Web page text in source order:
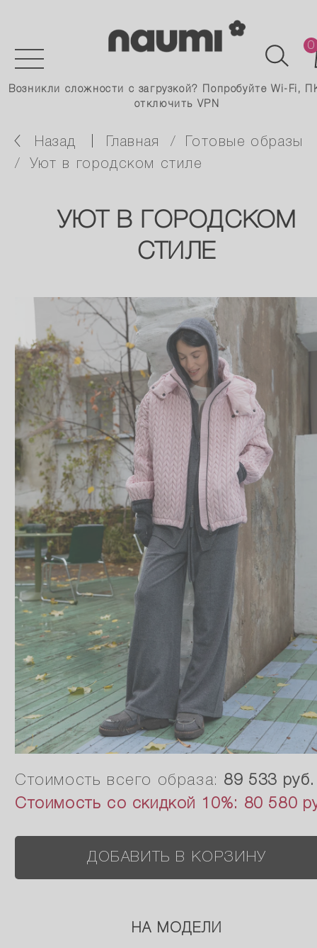
0
Возникли сложности с загрузкой? Попробуйте Wi-Fi,
отключить VPN
Назад главная
готовые образы
уют в городском стиле
УЮТ В ГОРОДСКОМ
СТИЛЕ
Стоимость всего образа: 89 533 руб.
Стоимость со скидкой 10%: 80 580
ДОБАВИТЬ В КОРЗИНУ
НА МОДЕЛИ